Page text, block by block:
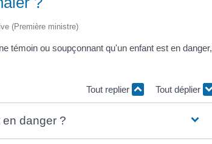
(Première ministre)
témoin ou soupçonnant qu'un enfant est en danger,
Tout replier Tout déplier
danger ?